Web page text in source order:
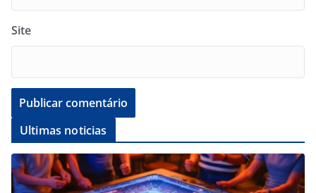
Site
Ultimas noticias